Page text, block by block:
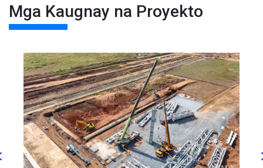
Mga Kaugnay na Proyekto